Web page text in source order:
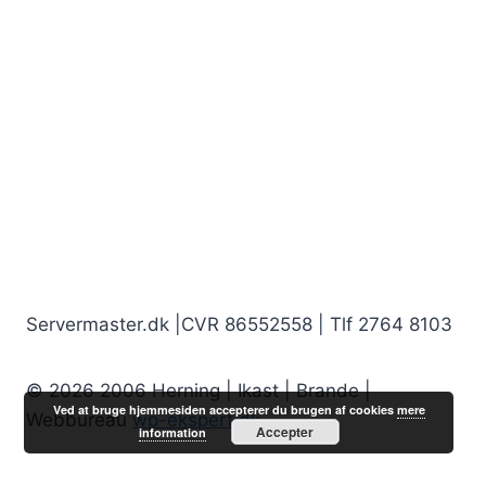
Servermaster.dk |CVR 86552558 | Tlf 2764 8103
© 2026 2006 Herning | Ikast | Brande |
Webbureauwp-ekspert.dk
Ved at bruge hjemmesiden accepterer du brugen af cookies mere
information
Accepter